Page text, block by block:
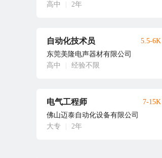
高中
2年
自动化技术员
东莞美隆电声器材有限公司
高中
经验不限
5.5-6K
电气工程师
佛山迈泰自动化设备有限公司
大专
2年
7-15K